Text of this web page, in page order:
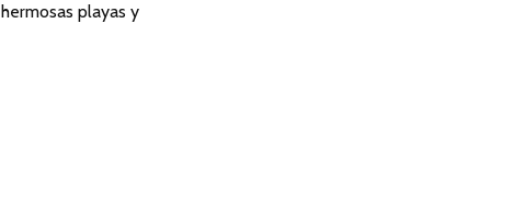
hermosas playas y